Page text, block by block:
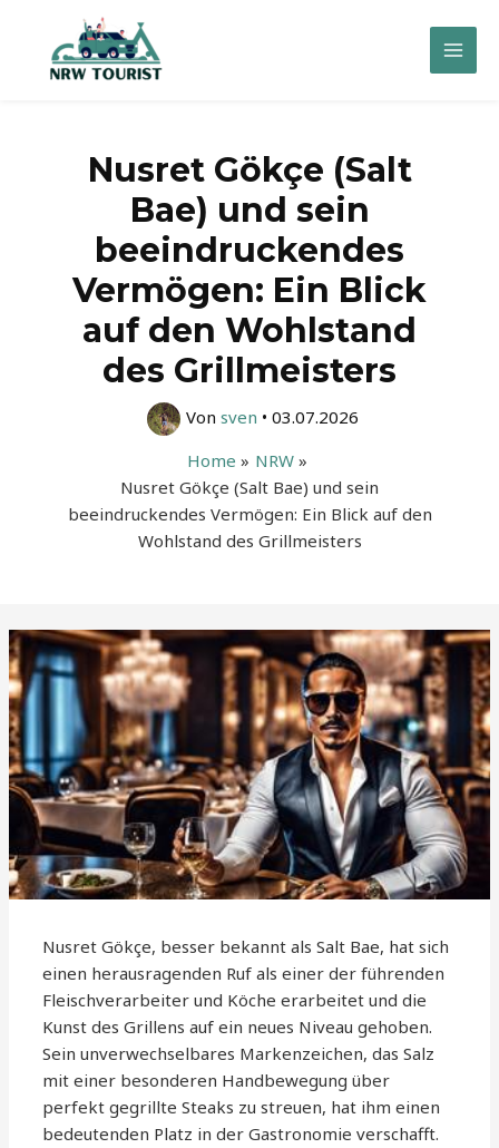
springen
Main
Nusret Gökçe (Salt
Bae) und sein
beeindruckendes
Vermögen: Ein Blick
auf den Wohlstand
des Grillmeisters
Von sven • 03.07.2026
Home
NRW
Nusret Gökçe (Salt Bae) und sein
beeindruckendes Vermögen: Ein Blick auf den
Wohlstand des Grillmeisters
Nusret Gökçe, besser bekannt als Salt Bae, hat sich
einen herausragenden Ruf als einer der führenden
Fleischverarbeiter und Köche erarbeitet und die
Kunst des Grillens auf ein neues Niveau gehoben.
Sein unverwechselbares Markenzeichen, das Salz
mit einer besonderen Handbewegung über
perfekt gegrillte Steaks zu streuen, hat ihm einen
bedeutenden Platz in der Gastronomie verschafft.